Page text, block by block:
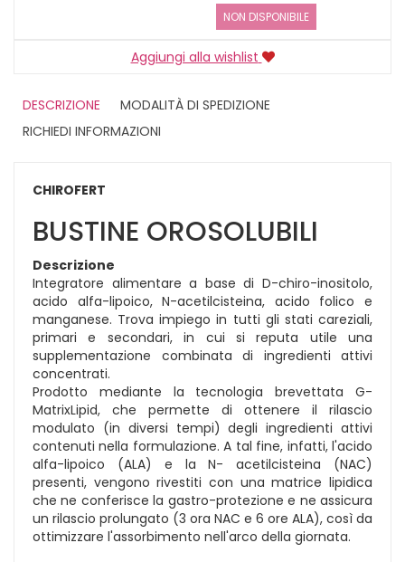
NON DISPONIBILE
Aggiungi alla wishlist
DESCRIZIONE
MODALITÀ DI SPEDIZIONE
RICHIEDI INFORMAZIONI
CHIROFERT
BUSTINE OROSOLUBILI
Descrizione
Integratore alimentare a base di D-chiro-inositolo,
acido alfa-lipoico, N-acetilcisteina, acido folico e
manganese. Trova impiego in tutti gli stati careziali,
primari e secondari, in cui si reputa utile una
supplementazione combinata di ingredienti attivi
concentrati.
Prodotto mediante la tecnologia brevettata G-
MatrixLipid, che permette di ottenere il rilascio
modulato (in diversi tempi) degli ingredienti attivi
contenuti nella formulazione. A tal fine, infatti, l'acido
alfa-lipoico (ALA) e la N- acetilcisteina (NAC)
presenti, vengono rivestiti con una matrice lipidica
che ne conferisce la gastro-protezione e ne assicura
un rilascio prolungato (3 ora NAC e 6 ore ALA), così da
ottimizzare l'assorbimento nell'arco della giornata.